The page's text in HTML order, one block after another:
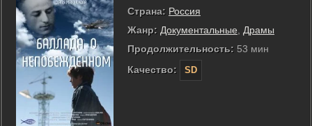
Страна: Россия
Жанр: Документальные
Драмы
Продолжительность: 53 мин
Качество:
SD